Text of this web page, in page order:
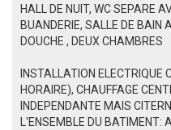
HALL DE NUIT, WC SEPARE
BUANDERIE, SALLE DE BAIN
DOUCHE , DEUX CHAMBRES
INSTALLATION ELECTRIQUE
HORAIRE), CHAUFFAGE
INDEPENDANTE MAIS
L'ENSEMBLE DU